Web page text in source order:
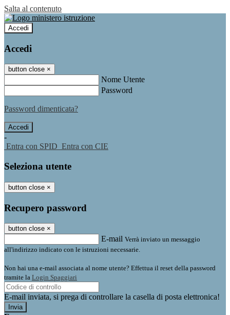
Salta al contenuto
Accedi
Accedi
button close ×
Nome Utente
Password
Password dimenticata?
-
Entra con SPID Entra con CIE
Seleziona utente
button close ×
Recupero password
button close ×
E-mail Verrà inviato un messaggio
all'indirizzo indicato con le istruzioni necessarie.
Non hai una e-mail associata al nome utente? Effettua il reset della password
tramite la Login Spaggiari
E-mail inviata, si prega di controllare la casella di posta elettronica!